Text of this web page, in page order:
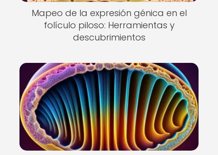
Mapeo de la expresión génica en el
folículo piloso: Herramientas y
descubrimientos